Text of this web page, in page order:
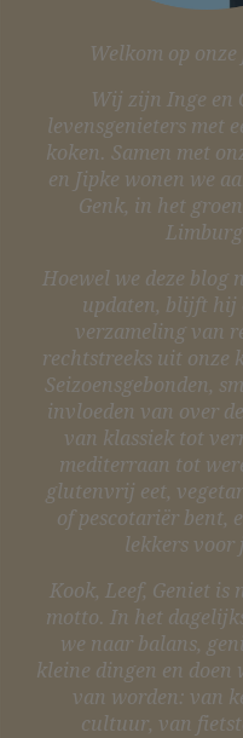
Welkom op
Wij zijn Inge en
levensgenieters met
koken. Samen met
en Jipke wonen we
Genk, in het
Hoewel we deze blog
updaten, blijft hij
verzameling van
rechtstreeks uit onze
Seizoensgebonden,
invloeden van over
van klassiek tot
mediterraan tot
glutenvrij eet,
of pescotariër bent,
lekkers voor
Kook, Leef, Geniet is
motto. In het
we naar balans,
kleine dingen en doen
van worden: van
cultuur, van